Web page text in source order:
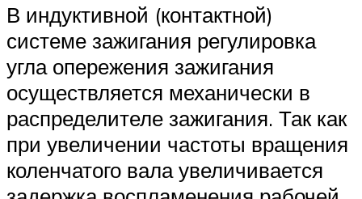
В индуктивной (контактной)
системе зажигания регулировка
угла опережения зажигания
осуществляется механически в
распределителе зажигания. Так как
при увеличении частоты вращения
коленчатого вала увеличивается